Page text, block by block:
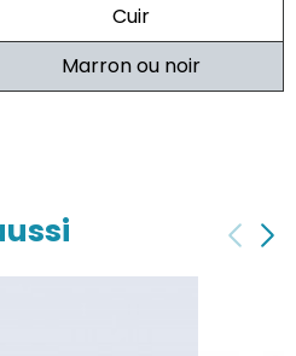
Cuir
Marron ou noir